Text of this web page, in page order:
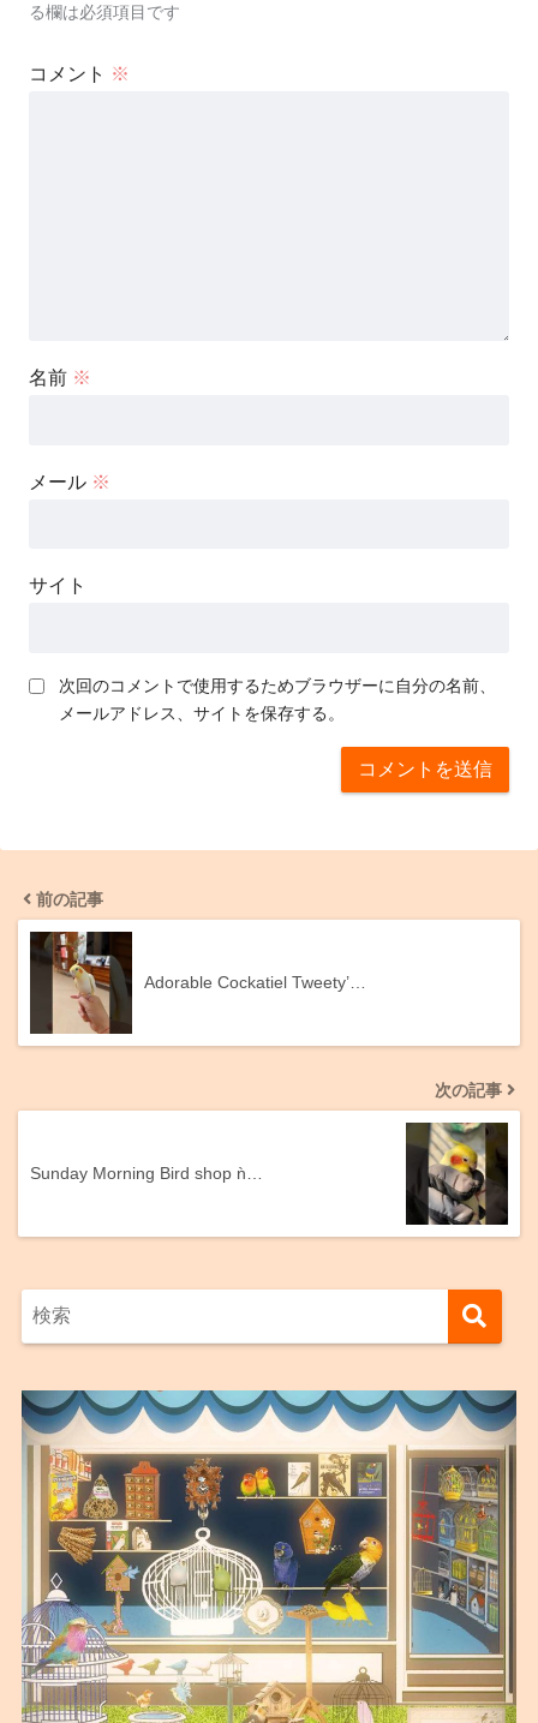
る欄は必須項目です
コメント ※
名前 ※
メール ※
サイト
次回のコメントで使用するためブラウザーに自分の名前、
メールアドレス、サイトを保存する。
前の記事
Adorable Cockatiel Tweety’…
次の記事
Sunday Morning Bird shop ǹ…